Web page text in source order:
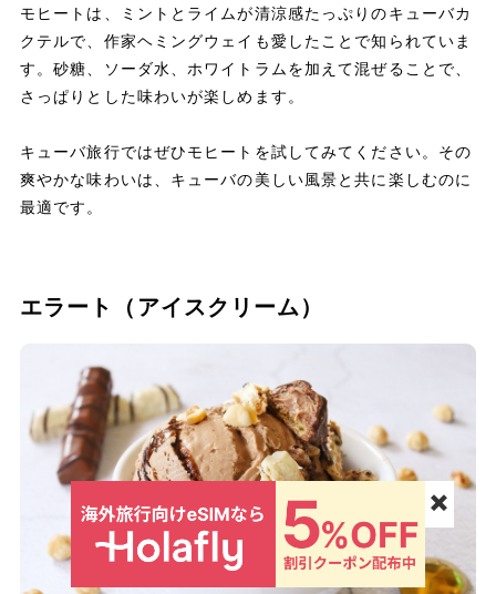
モヒートは、ミントとライムが清涼感たっぷりのキューバカ
クテルで、作家ヘミングウェイも愛したことで知られていま
す。砂糖、ソーダ水、ホワイトラムを加えて混ぜることで、
さっぱりとした味わいが楽しめます。
キューバ旅行ではぜひモヒートを試してみてください。その
爽やかな味わいは、キューバの美しい風景と共に楽しむのに
最適です。
エラート（アイスクリーム）
✖️